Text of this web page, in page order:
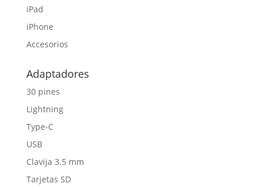
iPad
iPhone
Accesorios
Adaptadores
30 pines
Lightning
Type-C
USB
Clavija 3.5 mm
Tarjetas SD